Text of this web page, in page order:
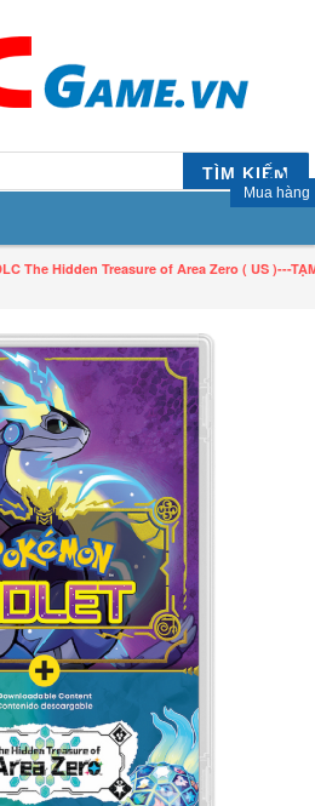
TÌM KIẾM
Mua hàng
The Hidden Treasure of Area Zero ( US )---